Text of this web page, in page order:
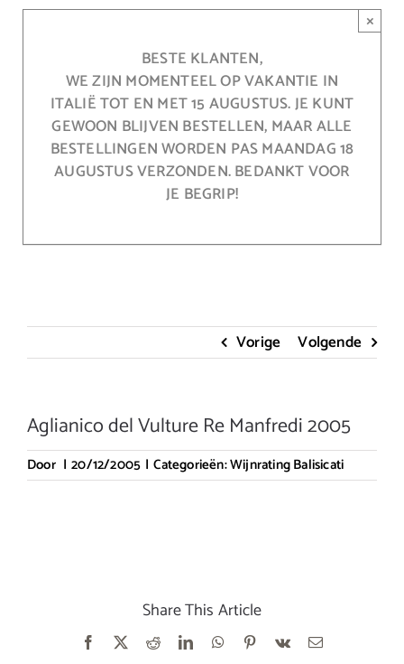
BESTE KLANTEN,
WE ZIJN MOMENTEEL OP VAKANTIE IN
ITALIË TOT EN MET 15 AUGUSTUS. JE KUNT
GEWOON BLIJVEN BESTELLEN, MAAR ALLE
BESTELLINGEN WORDEN PAS MAANDAG 18
AUGUSTUS VERZONDEN. BEDANKT VOOR
JE BEGRIP!
×
Vorige Volgende
Aglianico del Vulture Re Manfredi 2005
Door | 20/12/2005 | Categorieën:Wijnrating Balisicati
Share This Article
Facebook RedditLinkedInWhatsApp
Pinterest
Vk
E-